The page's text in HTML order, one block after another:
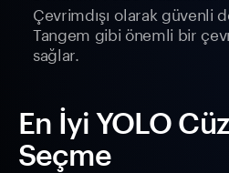
Çevrimdışı olarak güvenli
Tangem gibi önemli bir
sağlar.
En İyi YOLO
Seçme